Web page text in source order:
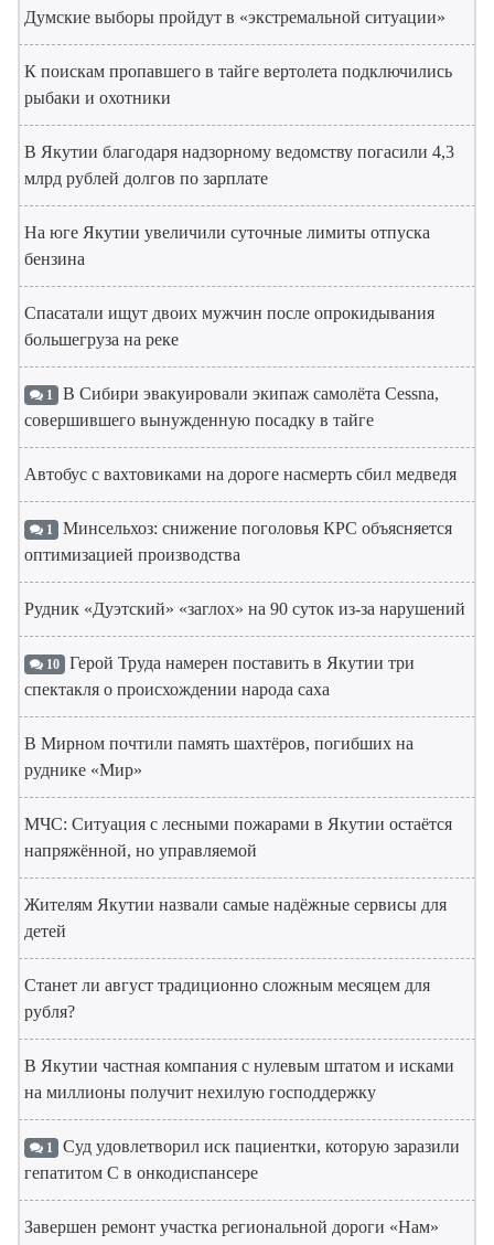
Думские выборы пройдут в «экстремальной ситуации»
К поискам пропавшего в тайге вертолета подключились
рыбаки и охотники
В Якутии благодаря надзорному ведомству погасили 4,3
млрд рублей долгов по зарплате
На юге Якутии увеличили суточные лимиты отпуска
бензина
Спасатали ищут двоих мужчин после опрокидывания
большегруза на реке
1 В Сибири эвакуировали экипаж самолёта Cessna,
совершившего вынужденную посадку в тайге
Автобус с вахтовиками на дороге насмерть сбил медведя
1 Минсельхоз: снижение поголовья КРС объясняется
оптимизацией производства
Рудник «Дуэтский» «заглох» на 90 суток из-за нарушений
10 Герой Труда намерен поставить в Якутии три
спектакля о происхождении народа саха
В Мирном почтили память шахтёров, погибших на
руднике «Мир»
МЧС: Ситуация с лесными пожарами в Якутии остаётся
напряжённой, но управляемой
Жителям Якутии назвали самые надёжные сервисы для
детей
Станет ли август традиционно сложным месяцем для
рубля?
В Якутии частная компания с нулевым штатом и исками
на миллионы получит нехилую господдержку
1 Суд удовлетворил иск пациентки, которую заразили
гепатитом С в онкодиспансере
Завершен ремонт участка региональной дороги «Нам»